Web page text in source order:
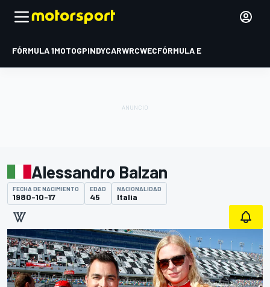
FÓRMULA 1MOTOGPINDYCARWRCWECFÓRMULA E
Alessandro Balzan
FECHA DE NACIMIENTO
1980-10-17
EDAD
45
NACIONALIDAD
Italia